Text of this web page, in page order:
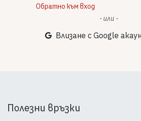
Обратно към вход
- или -
Влизане с Google
Полезни връзки